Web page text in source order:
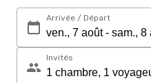
Arrivée / Départ
Invités